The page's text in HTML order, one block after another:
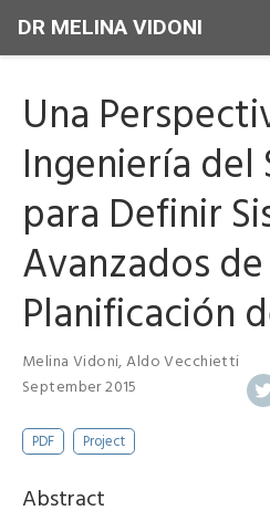
DR MELINA VIDONI
Una
Ingeniería
para Definir
Avanzados de
Planificación
Melina Vidoni,Aldo Vecchietti
September 2015
PDF Project
Abstract